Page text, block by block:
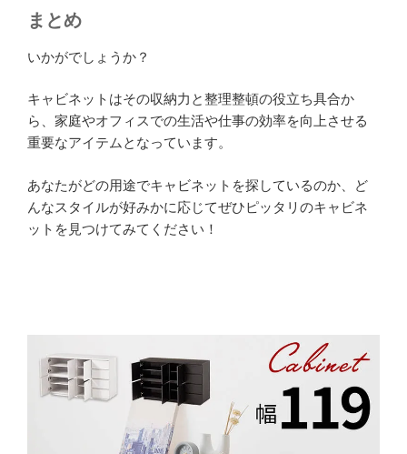
まとめ
いかがでしょうか？
キャビネットはその収納力と整理整頓の役立ち具合か
ら、家庭やオフィスでの生活や仕事の効率を向上させる
重要なアイテムとなっています。
あなたがどの用途でキャビネットを探しているのか、ど
んなスタイルが好みかに応じてぜひピッタリのキャビネ
ットを見つけてみてください！